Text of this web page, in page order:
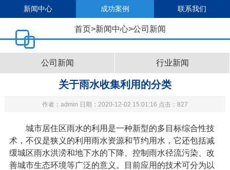
新闻中心 成功案例 联系我们
首页>新闻中心>公司新闻
公司新闻 行业新闻
关于雨水收集利用的分类
作者：admin 日期：2020-12-02 15:01:16 点击：827
城市居住区雨水的利用是一种新型的多目标综合性技
术，不仅是狭义的利用雨水资源和节约用水，它还包括减
缓城区雨水洪涝和地下水的下降、控制雨水径流污染、改
善城市生态环境等广泛的意义。目前应用的技术可分为以